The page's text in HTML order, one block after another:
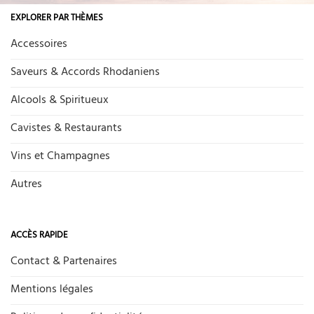
EXPLORER PAR THÈMES
Accessoires
Saveurs & Accords Rhodaniens
Alcools & Spiritueux
Cavistes & Restaurants
Vins et Champagnes
Autres
ACCÈS RAPIDE
Contact & Partenaires
Mentions légales